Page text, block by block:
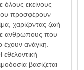
όλους εκείνους
προσφέρουν
χαρίζοντας ζωή
ανθρώπους που
έχουν ανάγκη.
εθελοντική
βασίζεται